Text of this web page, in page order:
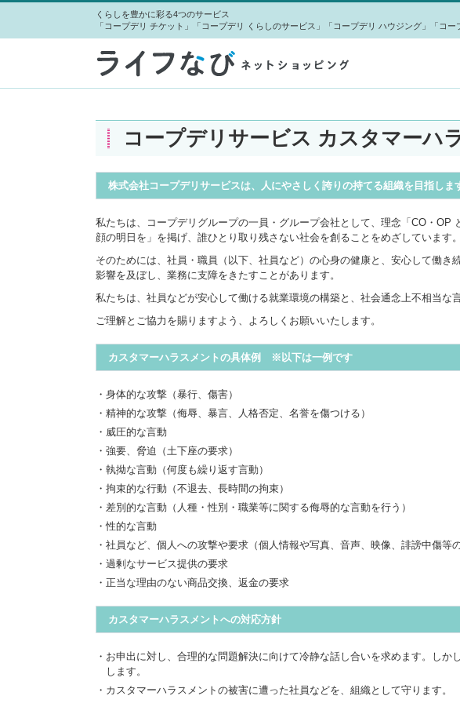
くらしを豊かに彩る4つのサービス
「コープデリ チケット」「コープデリ くらしのサービス」「コープデリ ハウジング」「コー
コープデリサービス カスタマーハ
株式会社コープデリサービスは、人にやさしく誇りの持てる組織を目指しま
私たちは、コープデリグループの一員・グループ会社として、理念「CO・
顔の明日を」を掲げ、誰ひとり取り残さない社会を創ることをめざしています。
そのためには、社員・職員（以下、社員など）の心身の健康と、安心して働
影響を及ぼし、業務に支障をきたすことがあります。
私たちは、社員などが安心して働ける就業環境の構築と、社会通念上不相当
ご理解とご協力を賜りますよう、よろしくお願いいたします。
カスタマーハラスメントの具体例 ※以下は一例です
・身体的な攻撃（暴行、傷害）
・精神的な攻撃（侮辱、暴言、人格否定、名誉を傷つける）
・威圧的な言動
・強要、脅迫（土下座の要求）
・執拗な言動（何度も繰り返す言動）
・拘束的な行動（不退去、長時間の拘束）
・差別的な言動（人種・性別・職業等に関する侮辱的な言動を行う）
・性的な言動
・社員など、個人への攻撃や要求（個人情報や写真、音声、映像、誹謗中傷等
・過剰なサービス提供の要求
・正当な理由のない商品交換、返金の要求
カスタマーハラスメントへの対応方針
・お申出に対し、合理的な問題解決に向けて冷静な話し合いを求めます。し
します。
・カスタマーハラスメントの被害に遭った社員などを、組織として守ります。